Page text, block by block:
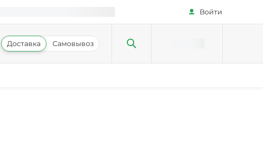
Войти
Доставка Самовывоз